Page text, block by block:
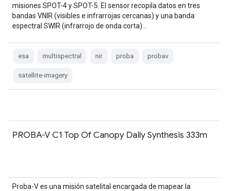
misiones SPOT-4 y SPOT-5. El sensor recopila datos en tres
bandas VNIR (visibles e infrarrojas cercanas) y una banda
espectral SWIR (infrarrojo de onda corta)…
esa multispectral nir proba probav
satellite-imagery
PROBA-V C1 Top Of Canopy Daily Synthesis 333m
Proba-V es una misión satelital encargada de mapear la